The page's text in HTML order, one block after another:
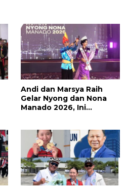
Andi dan Marsya Raih
Gelar Nyong dan Nona
Manado 2026, Ini